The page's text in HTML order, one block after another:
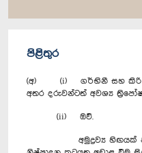
පිළිතුර
(අ) (i) ගර්භිනී සහ කිරි
අතර දරුවන්ටත් අවශ්‍ය
(ii) ඔව්.
අමුද්‍රව්‍ය හිඟයක්